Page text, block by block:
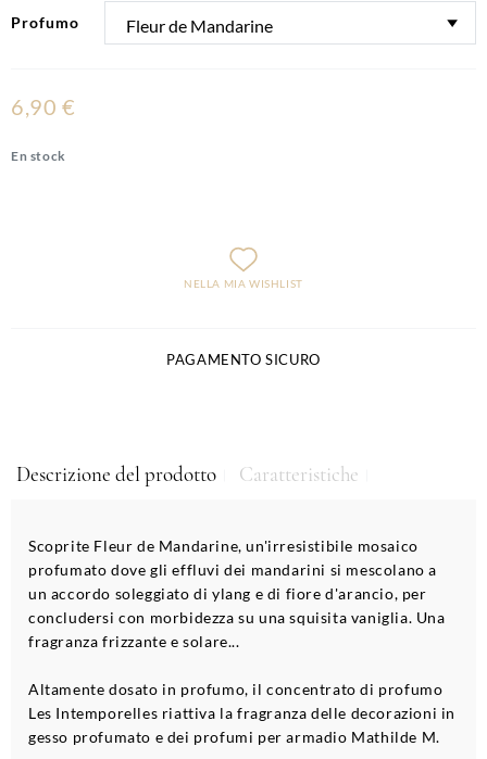
Profumo
6,90 €
En stock
NELLA MIA WISHLIST
PAGAMENTO SICURO
Descrizione del prodotto Caratteristiche
Scoprite Fleur de Mandarine, un'irresistibile mosaico
profumato dove gli effluvi dei mandarini si mescolano a
un accordo soleggiato di ylang e di fiore d'arancio, per
concludersi con morbidezza su una squisita vaniglia. Una
fragranza frizzante e solare...
Altamente dosato in profumo, il concentrato di profumo
Les Intemporelles riattiva la fragranza delle decorazioni in
gesso profumato e dei profumi per armadio Mathilde M.